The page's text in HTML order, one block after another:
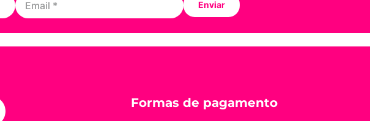
Enviar
Formas de pagamento